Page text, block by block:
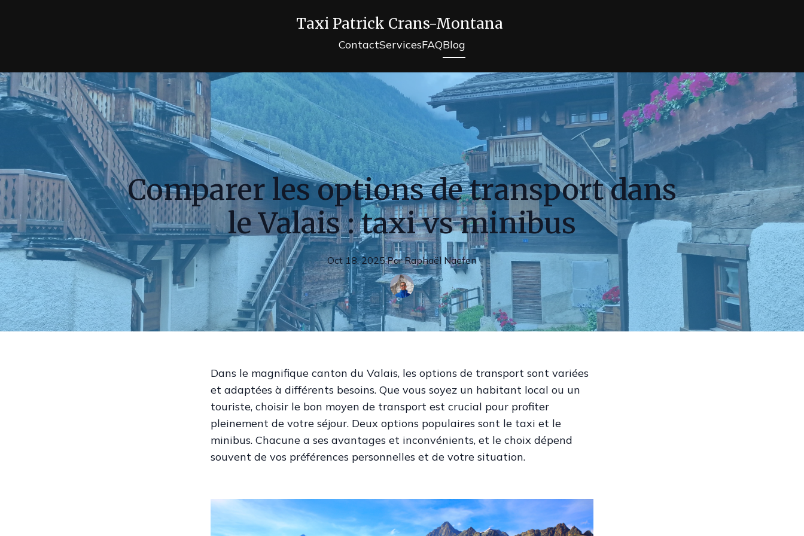
Taxi Patrick Crans-Montana
ContactServicesFAQBlog
Comparer les options de transport dans
le Valais : taxi vs minibus
Oct 18, 2025·Par Raphaël Naefen
Dans le magnifique canton du Valais, les options de transport sont variées
et adaptées à différents besoins. Que vous soyez un habitant local ou un
touriste, choisir le bon moyen de transport est crucial pour profiter
pleinement de votre séjour. Deux options populaires sont le taxi et le
minibus. Chacune a ses avantages et inconvénients, et le choix dépend
souvent de vos préférences personnelles et de votre situation.